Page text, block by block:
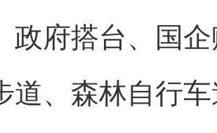
搭台、国企
道、森林自行